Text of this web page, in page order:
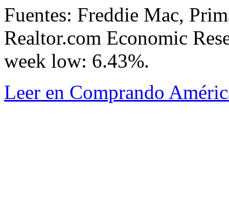
Fuentes: Freddie Mac,
Realtor.com Economic
week low: 6.43%.
Leer en Comprando